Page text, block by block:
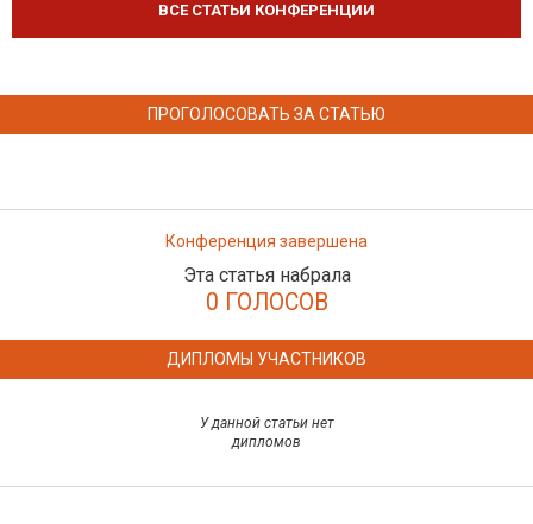
ВСЕ СТАТЬИ КОНФЕРЕНЦИИ
ПРОГОЛОСОВАТЬ ЗА СТАТЬЮ
Конференция завершена
Эта статья набрала
0 ГОЛОСОВ
ДИПЛОМЫ УЧАСТНИКОВ
У данной статьи нет
дипломов